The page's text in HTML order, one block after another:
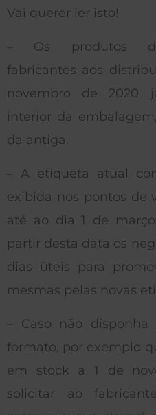
Vai querer ler isto!
– Os produtos
fabricantes aos
novembro de 2020
interior da
da antiga.
– A etiqueta atual
exibida nos pontos de
até ao dia 1 de
partir desta data os
dias úteis para
mesmas pelas novas
– Caso não
formato, por exemplo
em stock a 1 de
solicitar ao